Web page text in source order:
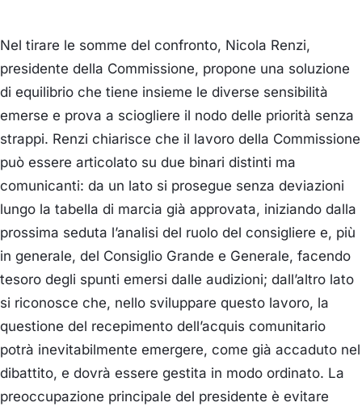
Nel tirare le somme del confronto, Nicola Renzi,
presidente della Commissione, propone una soluzione
di equilibrio che tiene insieme le diverse sensibilità
emerse e prova a sciogliere il nodo delle priorità senza
strappi. Renzi chiarisce che il lavoro della Commissione
può essere articolato su due binari distinti ma
comunicanti: da un lato si prosegue senza deviazioni
lungo la tabella di marcia già approvata, iniziando dalla
prossima seduta l’analisi del ruolo del consigliere e, più
in generale, del Consiglio Grande e Generale, facendo
tesoro degli spunti emersi dalle audizioni; dall’altro lato
si riconosce che, nello sviluppare questo lavoro, la
questione del recepimento dell’acquis comunitario
potrà inevitabilmente emergere, come già accaduto nel
dibattito, e dovrà essere gestita in modo ordinato. La
preoccupazione principale del presidente è evitare